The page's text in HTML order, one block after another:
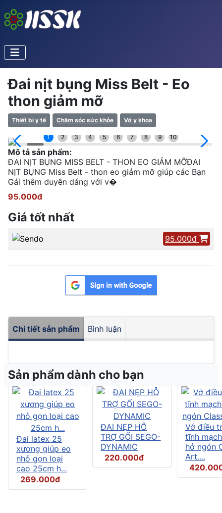
Đai nịt bụng Miss Belt - Eo
thon giảm mỡ
Thiết bị y tế Chăm sóc sức khỏe Vớ y khoa
1 2 3 4 5 6 7 8 9 10
Mô tả sản phẩm:
ĐAI NỊT BỤNG MISS BELT - THON EO GIẢM MỠĐAI
NỊT BỤNG Miss Belt - thon eo giảm mỡ giúp các Bạn
Gái thêm duyên dáng với v�
95.000đ
Giá tốt nhất
95.000đ
Chi tiết sản phẩm Bình luận
Sản phẩm dành cho bạn
Đai latex 25
xương giúp eo
nhỏ gọn loại
cao 25cm h...
269.000đ
ĐAI NẸP HỖ
TRỢ GỐI SEGO-
DYNAMIC
220.000đ
Vớ điều
tĩnh
hở ngón
Art....